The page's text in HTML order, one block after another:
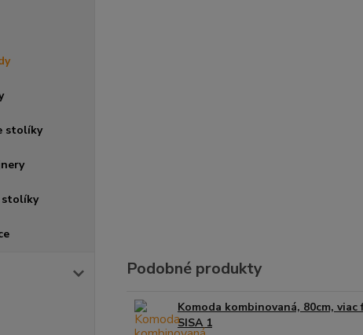
stolíky
stolíky
Podobné produkty
Komoda kombinovaná, 80cm, viac
SISA 1